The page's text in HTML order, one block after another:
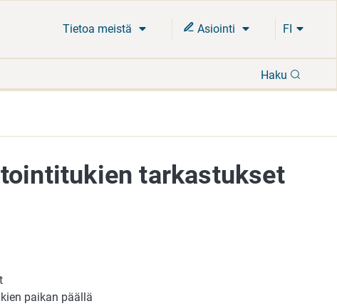
Tietoa meistä Asiointi FI
Haku
tarkastukset
paikan päällä